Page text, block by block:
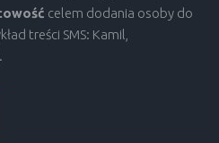
celem dodania osoby do
treści SMS: Kamil,